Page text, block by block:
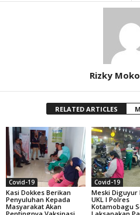
Rizky
RELATED ARTICLES
Covid-19
Kasi Dokkes Berikan
Penyuluhan Kepada
Masyarakat Akan
Covid-19
Meski Diguyur
UKL I Polres
Kotamobagu